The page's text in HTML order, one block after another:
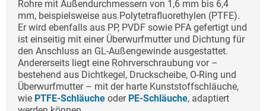
Rohre mit Außendurchmessern von 1,6 mm bis 6,4
mm, beispielsweise aus Polytetrafluorethylen (PTFE).
Er wird ebenfalls aus PP, PVDF sowie PFA gefertigt und
ist einseitig mit einer Überwurfmutter und Dichtung für
den Anschluss an GL-Außengewinde ausgestattet.
Andererseits liegt eine Rohrverschraubung vor –
bestehend aus Dichtkegel, Druckscheibe, O-Ring und
Überwurfmutter – mit der harte Kunststoffschläuche,
wie PTFE-Schläuche oder PE-Schläuche, adaptiert